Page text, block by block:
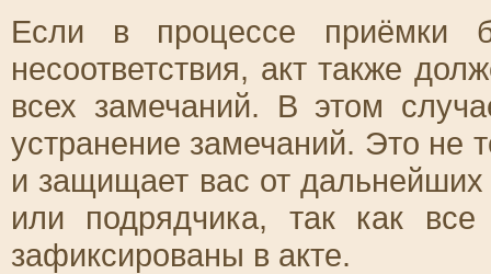
Если в процессе приёмки
несоответствия, акт также
всех замечаний. В этом
устранение замечаний. Это не
и защищает вас от
или подрядчика, так как
зафиксированы в акте.